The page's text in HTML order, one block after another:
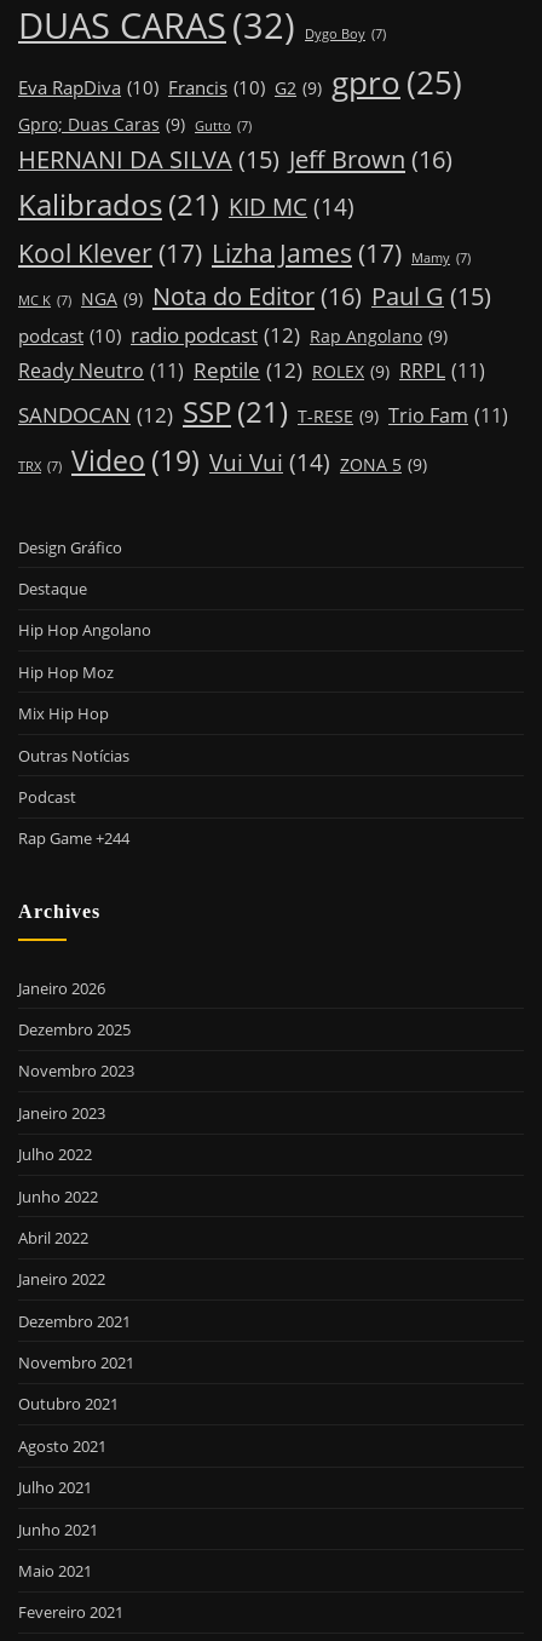
DUAS CARAS(32) Dygo Boy (7)
Eva RapDiva (10) Francis (10) G2 (9) gpro(25)
Gpro; Duas Caras (9) Gutto (7)
HERNANI DA SILVA(15) Jeff Brown (16)
Kalibrados(21) KID MC (14)
Kool Klever (17) Lizha James (17) Mamy (7)
MC K (7) NGA (9) Nota do Editor(16) Paul G (15)
podcast (10) radio podcast (12) Rap Angolano (9)
Ready Neutro (11) Reptile (12) ROLEX (9) RRPL (11)
SANDOCAN (12) SSP(21) T-RESE (9) Trio Fam (11)
TRX (7) Video (19) Vui Vui (14) ZONA 5 (9)
Design Gráfico
Destaque
Hip Hop Angolano
Hip Hop Moz
Mix Hip Hop
Outras Notícias
Podcast
Rap Game +244
Archives
Janeiro 2026
Dezembro 2025
Novembro 2023
Janeiro 2023
Julho 2022
Junho 2022
Abril 2022
Janeiro 2022
Dezembro 2021
Novembro 2021
Outubro 2021
Agosto 2021
Julho 2021
Junho 2021
Maio 2021
Fevereiro 2021